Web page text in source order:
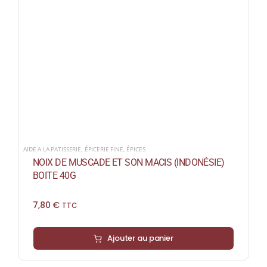
AIDE A LA PATISSERIE, ÉPICERIE FINE, ÉPICES
NOIX DE MUSCADE ET SON MACIS (INDONÉSIE)
BOITE 40G
7,80 € TTC
Ajouter au panier